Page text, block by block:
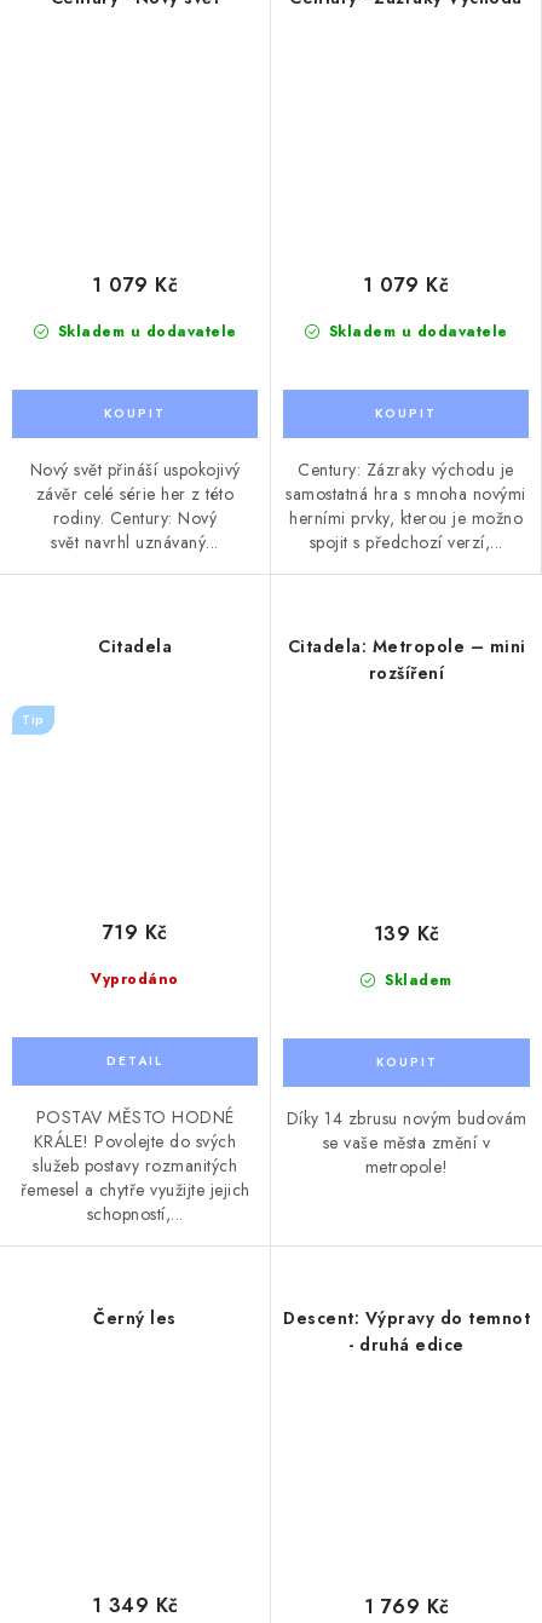
Skladem u dodavatele
1 079 Kč
Nový svět přináší uspokojivý
závěr celé série her z této
rodiny. Century: Nový
svět navrhl uznávaný...
Skladem u dodavatele
1 079 Kč
Century: Zázraky východu je
samostatná hra s mnoha novými
herními prvky, kterou je možno
spojit s předchozí verzí,...
Citadela
Tip
Vyprodáno
719 Kč
POSTAV MĚSTO HODNÉ
KRÁLE! Povolejte do svých
služeb postavy rozmanitých
řemesel a chytře využijte jejich
schopností,...
Citadela: Metropole – mini
rozšíření
Skladem
139 Kč
Díky 14 zbrusu novým budovám
se vaše města změní v
metropole!
Černý les
1 349 Kč
Descent: Výpravy do temnot
- druhá edice
1 769 Kč